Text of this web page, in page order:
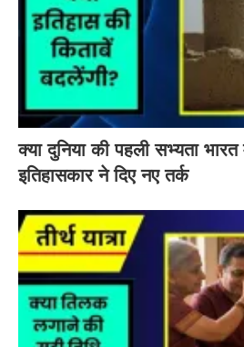
क्या दुनिया की पहली सभ्यता
इतिहासकार ने दिए नए तर्क